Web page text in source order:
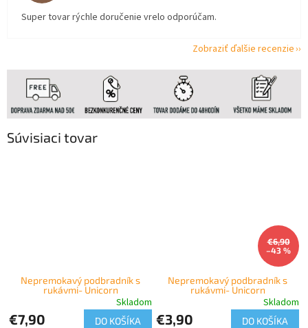
Súvisiaci tovar
Nepremokavý podbradník s
rukávmi- Unicorn
Skladom
€7,90 DO KOŠÍKA
€6,90
–43 %
Nepremokavý podbradník s
rukávmi- Unicorn
Skladom
€3,90 DO KOŠÍKA
Super tovar rýchle doručenie vrelo odporúčam.
Zobraziť ďalšie recenzie